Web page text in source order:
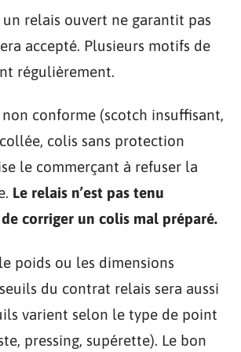
relais ouvert ne garantit pas
accepté. Plusieurs motifs de
régulièrement.
conforme (scotch insuffisant,
colis sans protection
le commerçant à refuser la
Le relais n’est pas tenu
corriger un colis mal préparé.
poids ou les dimensions
du contrat relais sera aussi
varient selon le type de point
pressing, supérette). Le bon